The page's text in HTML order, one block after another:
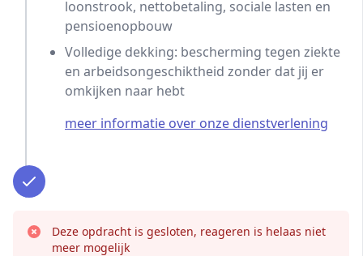
loonstrook, nettobetaling, sociale lasten en
pensioenopbouw
Volledige dekking: bescherming tegen ziekte
en arbeidsongeschiktheid zonder dat jij er
omkijken naar hebt
meer informatie over onze dienstverlening
Deze opdracht is gesloten, reageren is helaas niet
meer mogelijk